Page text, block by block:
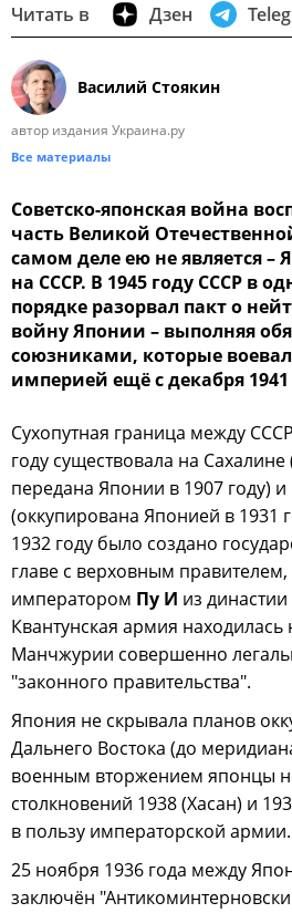
Читать в Дзен
Василий Стоякин
автор издания Украина.ру
Все материалы
Советско-японская война
часть Великой
самом деле ею не является –
на СССР. В 1945 году СССР в
порядке разорвал пакт о
войну Японии – выполняя
союзниками, которые
империей ещё с декабря 1941
Сухопутная граница между
году существовала на
передана Японии в 1907 году)
(оккупирована Японией в 1931
1932 году было создано
главе с верховным правителем,
императором Пу И из
Квантунская армия находилась
Манчжурии совершенно
"законного правительства".
Япония не скрывала планов
Дальнего Востока (до
военным вторжением японцы
столкновений 1938 (Хасан) и
в пользу императорской армии.
25 ноября 1936 года между
заключён